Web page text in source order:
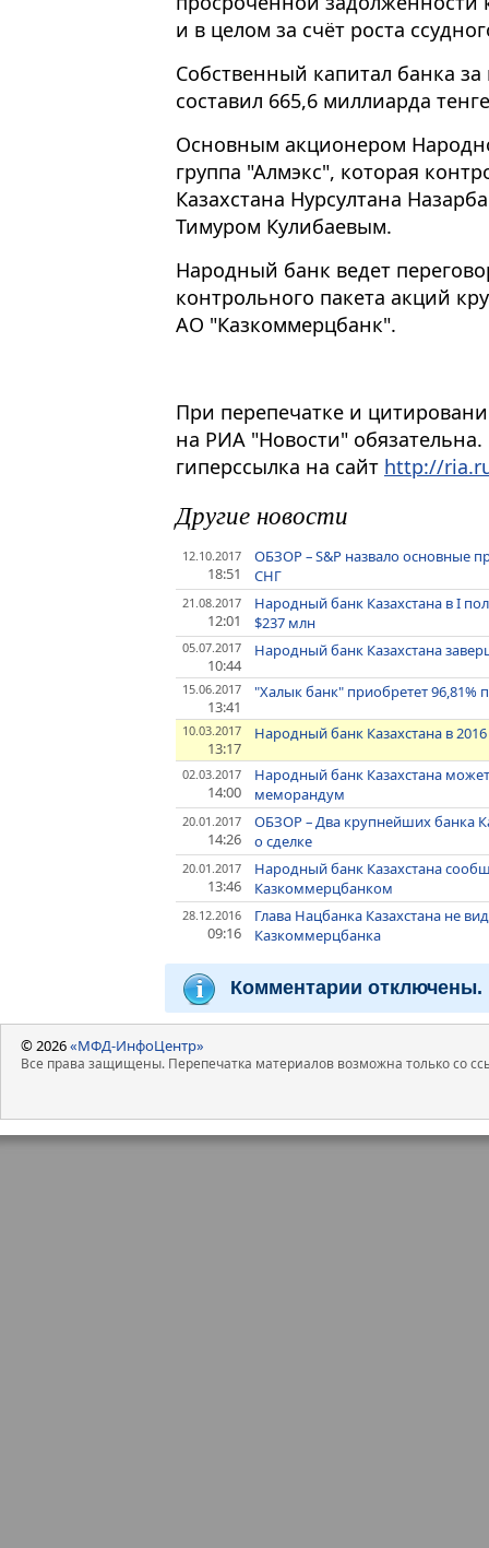
и в целом за счёт роста
Собственный капитал банка за
составил 665,6 миллиарда
Основным акционером
группа "Алмэкс", которая
Казахстана Нурсултана
Тимуром Кулибаевым.
Народный банк ведет
контрольного пакета акций
АО "Казкоммерцбанк".
При перепечатке и
на РИА "Новости"
гиперссылка на сайт http://
Другие новости
12.10.2017
18:51
ОБЗОР – S&P назвало основные
СНГ
21.08.2017
12:01
Народный банк Казахстана в I
$237 млн
05.07.2017
10:44
Народный банк Казахстана
15.06.2017
13:41
"Халык банк" приобретет
10.03.2017
13:17
Народный банк Казахстана в
02.03.2017
14:00
Народный банк Казахстана
меморандум
20.01.2017
14:26
ОБЗОР – Два крупнейших банка
о сделке
20.01.2017
13:46
Народный банк Казахстана
Казкоммерцбанком
28.12.2016
09:16
Глава Нацбанка Казахстана не
Казкоммерцбанка
Комментарии отключены.
© 2026«МФД-ИнфоЦентр»
Все права защищены. Перепечатка материалов возможна только со